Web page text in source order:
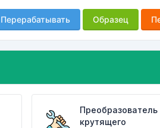
Перерабатывать Образец
Преобразователь
крутящего